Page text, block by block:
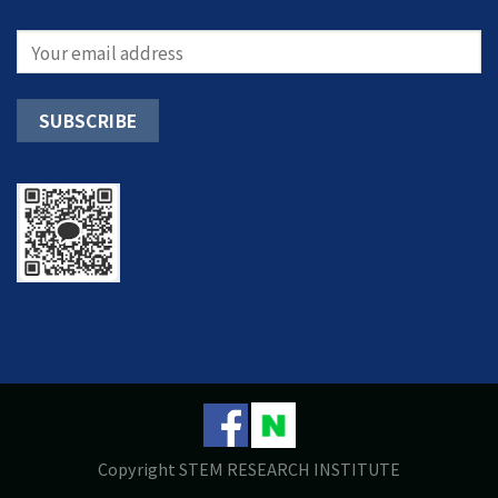
Copyright STEM RESEARCH INSTITUTE